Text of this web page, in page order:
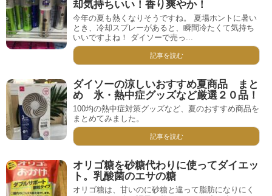
却気持ちいい！香り爽やか！
今年の夏も熱くなりそうですね。 夏場ホントに暑い
とき、冷却スプレーがあると、瞬間冷たくて気持ち
いいですよね！ ダイソーで売っ...
記事を読む
ダイソーの涼しいおすすめ夏商品 まと
め 氷・熱中症グッズなど厳選２０品！
100均の熱中症対策グッズなど、夏のおすすめ商品を
まとめてみました。
記事を読む
オリゴ糖を砂糖代わりに使ってダイエッ
ト。乳酸菌のエサの糖
オリゴ糖は、甘いのに砂糖と違って脂肪になりにく